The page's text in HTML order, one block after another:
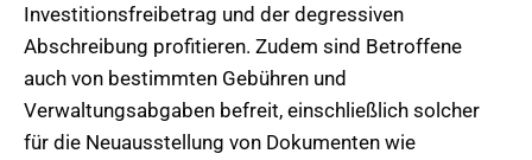
Investitionsfreibetrag und der degressiven
Abschreibung profitieren. Zudem sind Betroffene
auch von bestimmten Gebühren und
Verwaltungsabgaben befreit, einschließlich solcher
für die Neuausstellung von Dokumenten wie